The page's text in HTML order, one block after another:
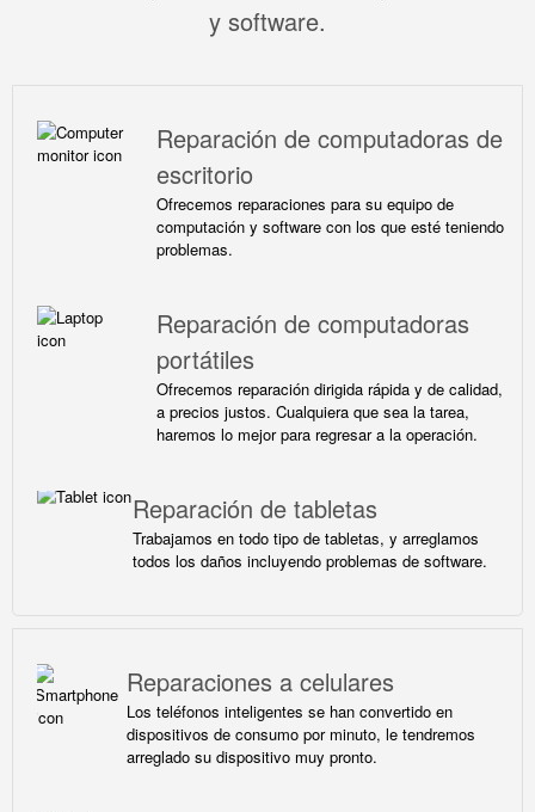
y software.
Reparación de computadoras de
escritorio
Ofrecemos reparaciones para su equipo de
computación y software con los que esté teniendo
problemas.
Reparación de computadoras
portátiles
Ofrecemos reparación dirigida rápida y de calidad,
a precios justos. Cualquiera que sea la tarea,
haremos lo mejor para regresar a la operación.
Reparación de tabletas
Trabajamos en todo tipo de tabletas, y arreglamos
todos los daños incluyendo problemas de software.
Reparaciones a celulares
Los teléfonos inteligentes se han convertido en
dispositivos de consumo por minuto, le tendremos
arreglado su dispositivo muy pronto.